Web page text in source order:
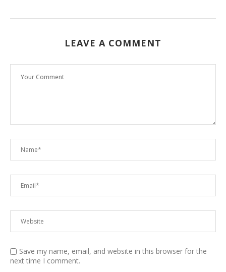
LEAVE A COMMENT
Save my name, email, and website in this browser for the
next time I comment.